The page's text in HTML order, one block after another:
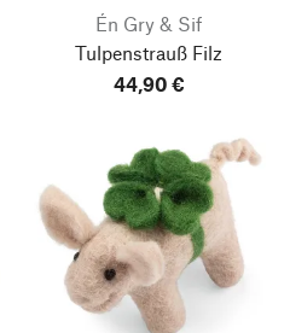
Én Gry & Sif
Tulpenstrauß Filz
44,90 €